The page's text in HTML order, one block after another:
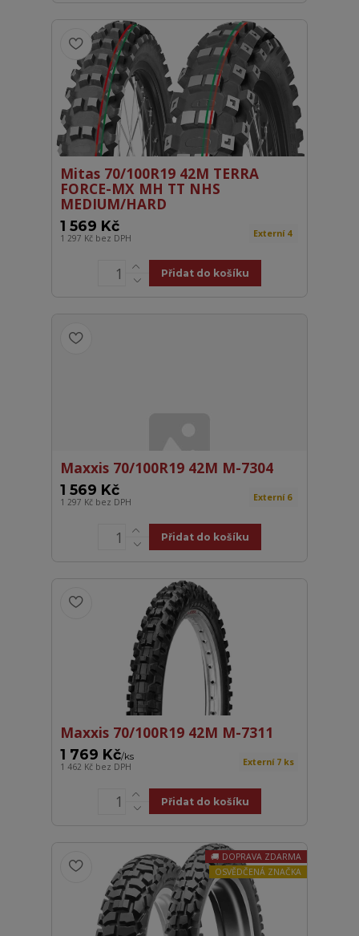
Mitas 70/100R19 42M TERRA
FORCE-MX MH TT NHS
MEDIUM/HARD
1 569 Kč
1 297 Kč bez DPH Externí 4
Přidat do košíku
Maxxis 70/100R19 42M M-7304
1 569 Kč
1 297 Kč bez DPH Externí 6
Přidat do košíku
Maxxis 70/100R19 42M M-7311
1 769 Kč/ks
1 462 Kč bez DPH Externí 7 ks
Přidat do košíku
DOPRAVA ZDARMA
OSVĚDČENÁ ZNAČKA